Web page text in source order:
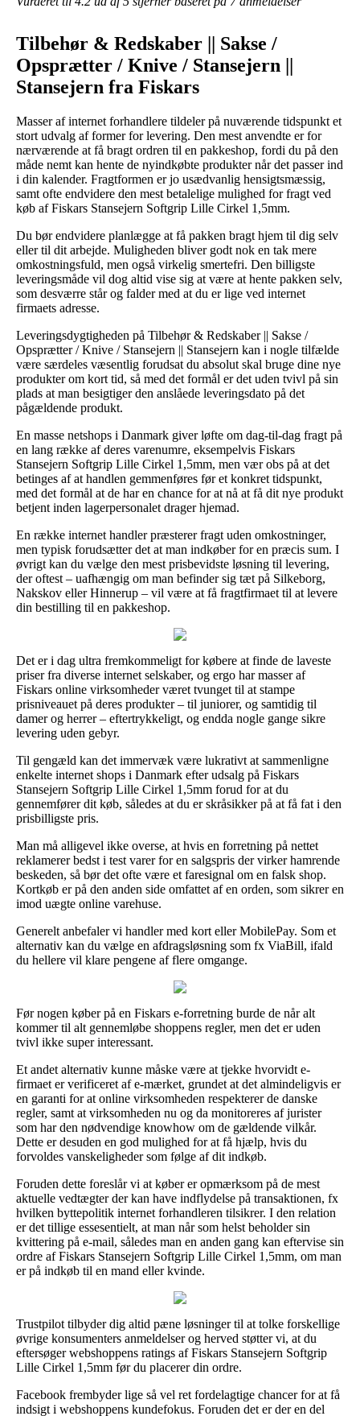
Tilbehør & Redskaber || Sakse /
Opsprætter / Knive / Stansejern ||
Stansejern fra Fiskars
Masser af internet forhandlere tildeler på nuværende tidspunkt et
stort udvalg af former for levering. Den mest anvendte er for
nærværende at få bragt ordren til en pakkeshop, fordi du på den
måde nemt kan hente de nyindkøbte produkter når det passer ind
i din kalender. Fragtformen er jo usædvanlig hensigtsmæssig,
samt ofte endvidere den mest betalelige mulighed for fragt ved
køb af Fiskars Stansejern Softgrip Lille Cirkel 1,5mm.
Du bør endvidere planlægge at få pakken bragt hjem til dig selv
eller til dit arbejde. Muligheden bliver godt nok en tak mere
omkostningsfuld, men også virkelig smertefri. Den billigste
leveringsmåde vil dog altid vise sig at være at hente pakken selv,
som desværre står og falder med at du er lige ved internet
firmaets adresse.
Leveringsdygtigheden på Tilbehør & Redskaber || Sakse /
Opsprætter / Knive / Stansejern || Stansejern kan i nogle tilfælde
være særdeles væsentlig forudsat du absolut skal bruge dine nye
produkter om kort tid, så med det formål er det uden tvivl på sin
plads at man besigtiger den anslåede leveringsdato på det
pågældende produkt.
En masse netshops i Danmark giver løfte om dag-til-dag fragt på
en lang række af deres varenumre, eksempelvis Fiskars
Stansejern Softgrip Lille Cirkel 1,5mm, men vær obs på at det
betinges af at handlen gemmenføres før et konkret tidspunkt,
med det formål at de har en chance for at nå at få dit nye produkt
betjent inden lagerpersonalet drager hjemad.
En række internet handler præsterer fragt uden omkostninger,
men typisk forudsætter det at man indkøber for en præcis sum. I
øvrigt kan du vælge den mest prisbevidste løsning til levering,
der oftest – uafhængig om man befinder sig tæt på Silkeborg,
Nakskov eller Hinnerup – vil være at få fragtfirmaet til at levere
din bestilling til en pakkeshop.
Det er i dag ultra fremkommeligt for købere at finde de laveste
priser fra diverse internet selskaber, og ergo har masser af
Fiskars online virksomheder været tvunget til at stampe
prisniveauet på deres produkter – til juniorer, og samtidig til
damer og herrer – eftertrykkeligt, og endda nogle gange sikre
levering uden gebyr.
Til gengæld kan det immervæk være lukrativt at sammenligne
enkelte internet shops i Danmark efter udsalg på Fiskars
Stansejern Softgrip Lille Cirkel 1,5mm forud for at du
gennemfører dit køb, således at du er skråsikker på at få fat i den
prisbilligste pris.
Man må alligevel ikke overse, at hvis en forretning på nettet
reklamerer bedst i test varer for en salgspris der virker hamrende
beskeden, så bør det ofte være et faresignal om en falsk shop.
Kortkøb er på den anden side omfattet af en orden, som sikrer en
imod uægte online varehuse.
Generelt anbefaler vi handler med kort eller MobilePay. Som et
alternativ kan du vælge en afdragsløsning som fx ViaBill, ifald
du hellere vil klare pengene af flere omgange.
Før nogen køber på en Fiskars e-forretning burde de når alt
kommer til alt gennemløbe shoppens regler, men det er uden
tvivl ikke super interessant.
Et andet alternativ kunne måske være at tjekke hvorvidt e-
firmaet er verificeret af e-mærket, grundet at det almindeligvis er
en garanti for at online virksomheden respekterer de danske
regler, samt at virksomheden nu og da monitoreres af jurister
som har den nødvendige knowhow om de gældende vilkår.
Dette er desuden en god mulighed for at få hjælp, hvis du
forvoldes vanskeligheder som følge af dit indkøb.
Foruden dette foreslår vi at køber er opmærksom på de mest
aktuelle vedtægter der kan have indflydelse på transaktionen, fx
hvilken byttepolitik internet forhandleren tilsikrer. I den relation
er det tillige essesentielt, at man når som helst beholder sin
kvittering på e-mail, således man en anden gang kan eftervise sin
ordre af Fiskars Stansejern Softgrip Lille Cirkel 1,5mm, om man
er på indkøb til en mand eller kvinde.
Trustpilot tilbyder dig altid pæne løsninger til at tolke forskellige
øvrige konsumenters anmeldelser og herved støtter vi, at du
eftersøger webshoppens ratings af Fiskars Stansejern Softgrip
Lille Cirkel 1,5mm før du placerer din ordre.
Facebook frembyder lige så vel ret fordelagtige chancer for at få
indsigt i webshoppens kundefokus. Foruden det er der en del